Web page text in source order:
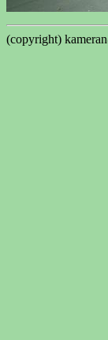
(copyright)